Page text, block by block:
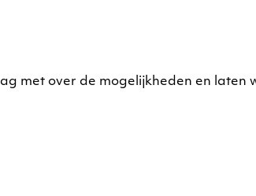
met over de mogelijkheden en laten